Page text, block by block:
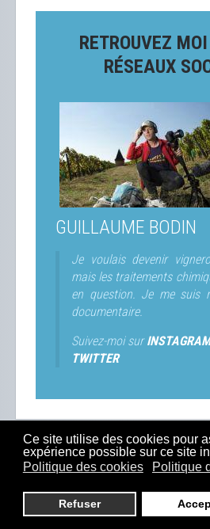
Ce site utilise des cookies pour
expérience possible sur ce site
Politique des cookies
Politique
Refuser
RETROUVEZ
RÉSEAUX
GUILLAUME BODIN
Je voulais devenir
mais les traitements
en question. Je me suis
documentaire.
Suivez-moi surINSTAGRAM
TWITTER
SUIVEZ-MOI